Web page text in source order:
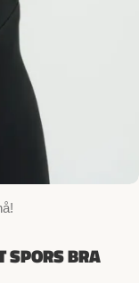
SPORS BRA